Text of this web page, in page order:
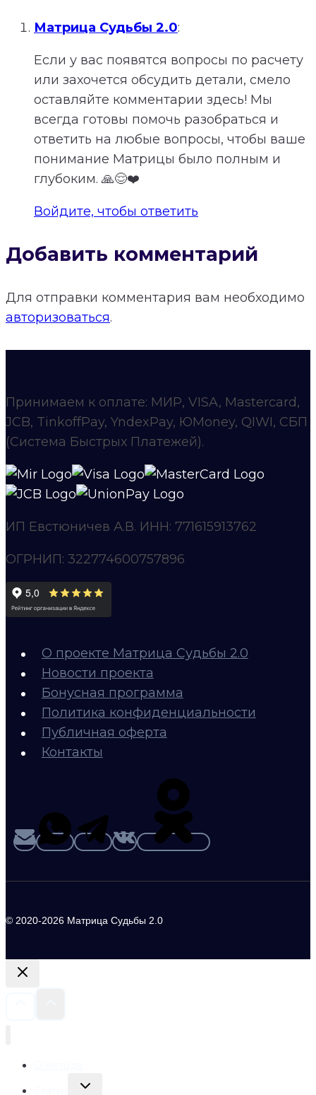
Матрица Судьбы 2.0:
Если у вас появятся вопросы по расчету
или захочется обсудить детали, смело
оставляйте комментарии здесь! Мы
всегда готовы помочь разобраться и
ответить на любые вопросы, чтобы ваше
понимание Матрицы было полным и
глубоким. 🙏😌❤️
Войдите, чтобы ответить
Добавить комментарий
Для отправки комментария вам необходимо
авторизоваться.
Принимаем к оплате: МИР, VISA, Mastercard,
JCB, TinkoffPay, YndexPay, ЮMoney, QIWI, СБП
(Система Быстрых Платежей).
ИП Евстюничев А.В. ИНН: 771615913762
ОГРНИП: 322774600757896
О проекте Матрица Судьбы 2.0
Новости проекта
Бонусная программа
Политика конфиденциальности
Публичная оферта
Контакты
© 2020-2026 Матрица Судьбы 2.0
Переключить